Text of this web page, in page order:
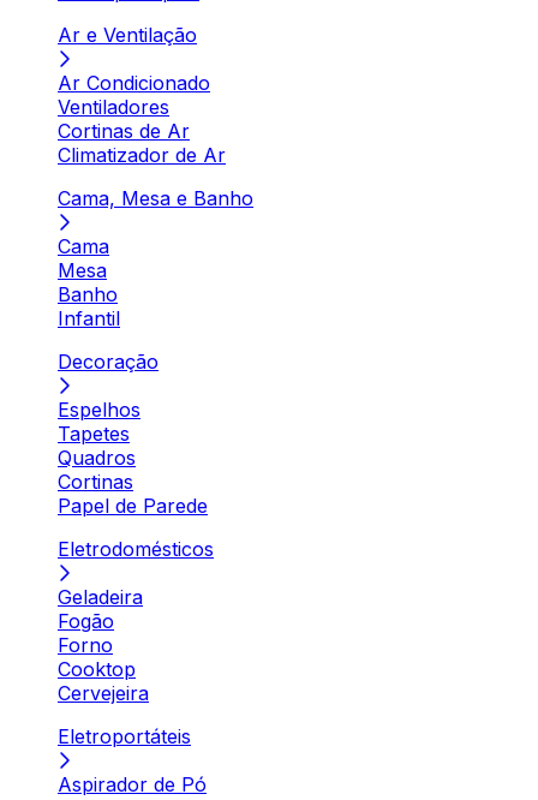
Ar e Ventilação
Ar Condicionado
Ventiladores
Cortinas de Ar
Climatizador de Ar
Cama, Mesa e Banho
Cama
Mesa
Banho
Infantil
Decoração
Espelhos
Tapetes
Quadros
Cortinas
Papel de Parede
Eletrodomésticos
Geladeira
Fogão
Forno
Cooktop
Cervejeira
Eletroportáteis
Aspirador de Pó